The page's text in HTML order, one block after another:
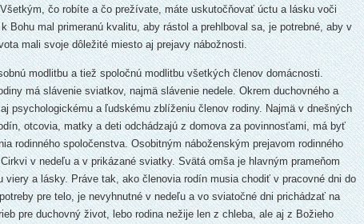
čo robíte a čo prežívate, máte usku­točňovať úctu a lásku voči
Bohu mal primeranú kvalitu, aby rástol a prehlboval sa, je potrebné, aby v
mali svoje dôležité miesto aj prejavy nábožnosti.
modlitbu a tiež spoločnú modlitbu všetkých členov domácnosti.
má slávenie sviatkov, najmä slávenie ne­dele. Okrem duchovného a
psychologickému a ľudskému zblíženiu členov rodiny. Najmä v dnešných
otcovia, matky a deti odchádzajú z domova za povinnosťami, má byť
rodin­ného spoločenstva. Osobitným náboženským prejavom rodinného
v nedeľu a v prikázané sviatky. Svätá omša je hlavným prameňom
viery a lásky. Práve tak, ako členovia rodín musia chodiť v pracovné dni do
pre telo, je nevyhnutné v nedeľu a vo sviatočné dni prichádzať na
pre duchovný život, lebo rodina nežije len z chleba, ale aj z Božieho